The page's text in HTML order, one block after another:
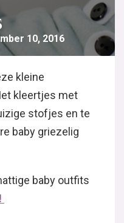
10, 2016
kleine
kleertjes met
stofjes en te
baby griezelig
baby outfits